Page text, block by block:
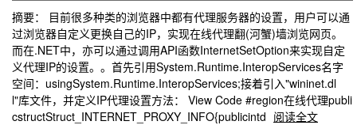
摘要： 目前很多种类的浏览器中都有代理服务器的设置，用户可以通
过浏览器自定义更换自己的IP，实现在线代理翻(河蟹)墙浏览网页。
而在.NET中，亦可以通过调用API函数InternetSetOption来实现自定
义代理IP的设置。。首先引用System.Runtime.InteropServices名字
空间：usingSystem.Runtime.InteropServices;接着引入"wininet.dl
l"库文件，并定义IP代理设置方法： View Code #region在线代理publi
cstructStruct_INTERNET_PROXY_INFO{publicintd 阅读全文